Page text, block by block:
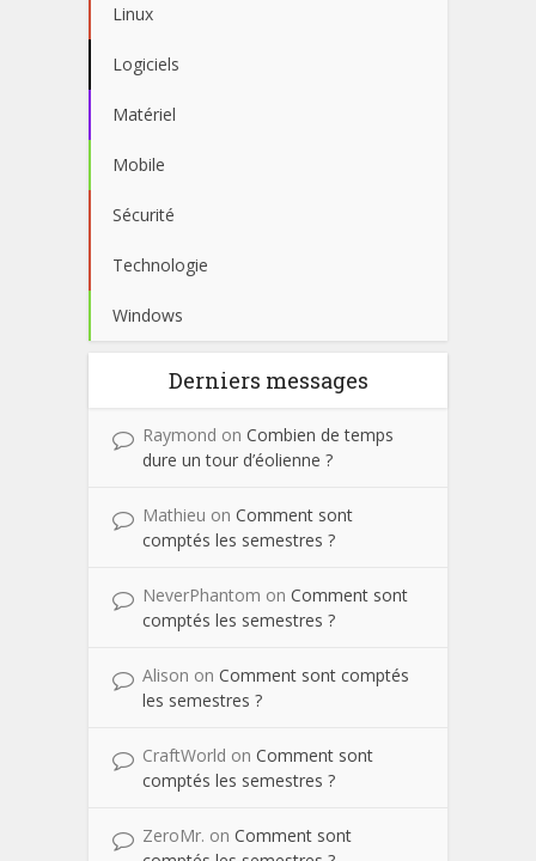
Linux
Logiciels
Matériel
Mobile
Sécurité
Technologie
Windows
Derniers messages
Raymond on Combien de temps
dure un tour d’éolienne ?
Mathieu on Comment sont
comptés les semestres ?
NeverPhantom on Comment sont
comptés les semestres ?
Alison on Comment sont comptés
les semestres ?
CraftWorld on Comment sont
comptés les semestres ?
ZeroMr. on Comment sont